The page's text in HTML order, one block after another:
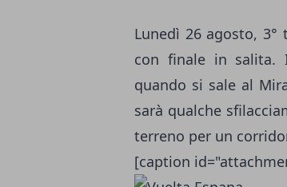
Lunedì 26 agosto,
con finale in salita.
quando si sale al
sarà qualche
terreno per un
[caption